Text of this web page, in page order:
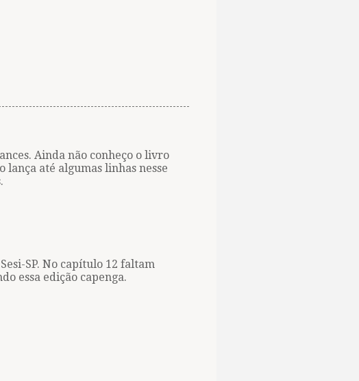
Ainda não conheço o livro
até algumas linhas nesse
SP. No capítulo 12 faltam
essa edição capenga.